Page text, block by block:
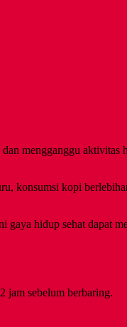
mengganggu aktivitas
konsumsi kopi
hidup sehat dapat
jam sebelum berbaring.